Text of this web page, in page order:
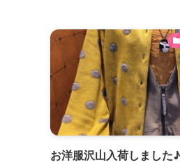
お洋服沢山入荷しました♪